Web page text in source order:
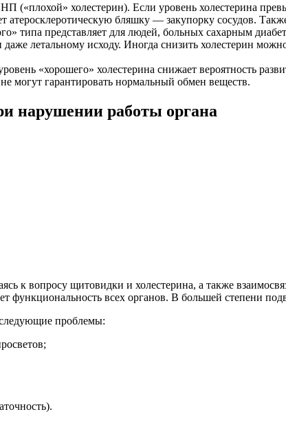
(«плохой» холестерин). Если уровень холестерина
атеросклеротическую бляшку — закупорку сосудов.
типа представляет для людей, больных сахарным
даже летальному исходу. Иногда снизить холестерин
«хорошего» холестерина снижает вероятность
могут гарантировать нормальный обмен веществ.
нарушении работы органа
к вопросу щитовидки и холестерина, а также
функциональность всех органов. В большей степени
проблемы: